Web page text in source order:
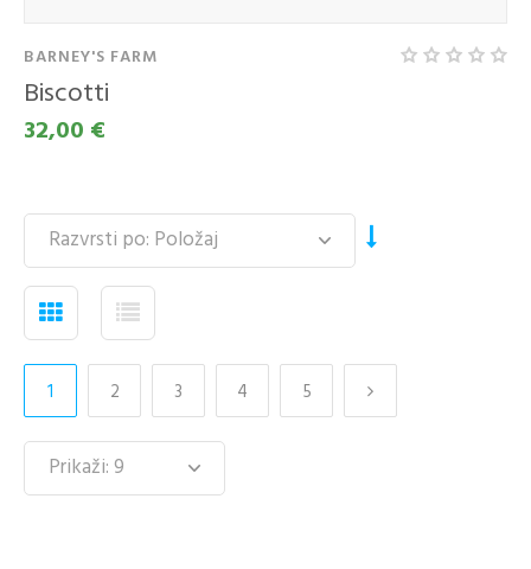
BARNEY'S FARM
Biscotti
32,00 €
1 2 3 4 5